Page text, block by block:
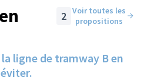
2 Voir toutes les
propositions
ligne de tramway B en